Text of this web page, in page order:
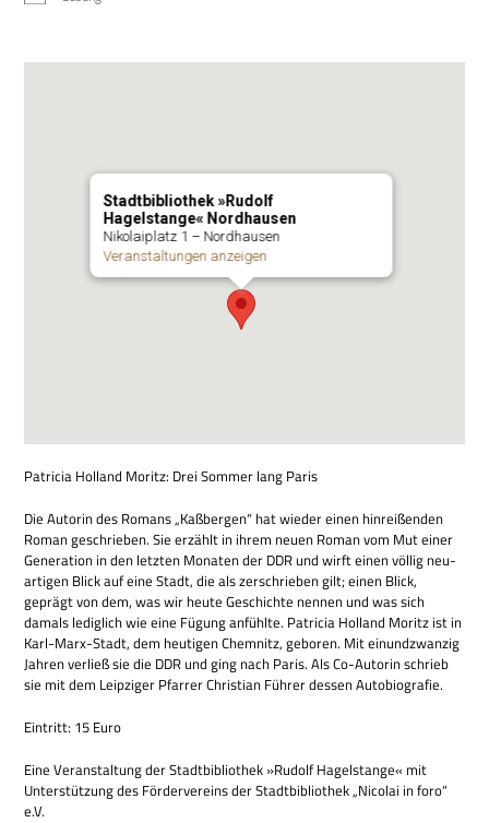
Stadtbibliothek »Rudolf
Hagelstange« Nordhausen
Niko­lai­platz 1 – Nordhausen
Ver­an­stal­tun­gen anzeigen
Patri­cia Hol­land Moritz: Drei Som­mer lang Paris
Die Autorin des Romans „Kaß­ber­gen“ hat wie­der einen hin­rei­ßen­den
Roman geschrie­ben. Sie erzählt in ihrem neuen Roman vom Mut einer
Gene­ra­tion in den letz­ten Mona­ten der DDR und wirft einen völ­lig neu­
ar­ti­gen Blick auf eine Stadt, die als zer­schrie­ben gilt; einen Blick,
geprägt von dem, was wir heute Geschichte nen­nen und was sich
damals ledig­lich wie eine Fügung anfühlte. Patri­cia Hol­land Moritz ist in
Karl-Marx-Stadt, dem heu­ti­gen Chem­nitz, gebo­ren. Mit ein­und­zwan­zig
Jah­ren ver­ließ sie die DDR und ging nach Paris. Als Co-Autorin schrieb
sie mit dem Leip­zi­ger Pfar­rer Chri­stian Füh­rer des­sen Autobiografie.
Ein­tritt: 15 Euro
Eine Ver­an­stal­tung der Stadt­bi­blio­thek »Rudolf Hagel­stange« mit
Unter­stüt­zung des För­der­ver­eins der Stadt­bi­blio­thek „Nico­lai in foro“
e.V.